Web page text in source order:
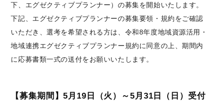
下、エグゼクティブプランナー）の募集を開始いたします。
下記、エグゼクティブプランナーの募集要領・規約をご確認
いただき、選考を希望される方は、令和8年度地域資源活用・
地域連携エグゼクティブプランナー規約に同意の上、期間内
に応募書類一式の送付をお願いいたします。
【募集期間】5月19日（火）～5月31日（日）受付